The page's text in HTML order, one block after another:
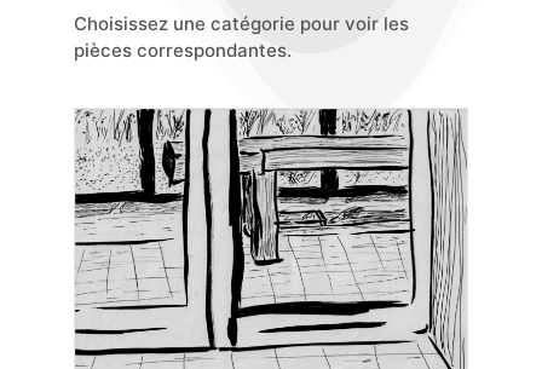
Choisissez une catégorie pour voir les
pièces correspondantes.